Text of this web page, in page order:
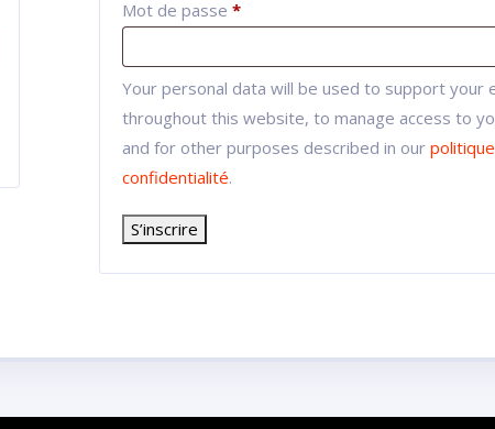
Mot de passe*
Your personal data will be used to support your
throughout this website, to manage access to
and for other purposes described in our
confidentialité.
S’inscrire